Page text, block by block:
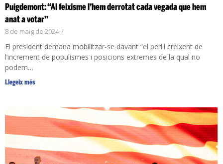
Puigdemont: “Al feixisme l’hem derrotat cada vegada que hem
anat a votar”
8 de maig de 2024 /
El president demana mobilitzar-se davant “el perill creixent de
l’increment de populismes i posicions extremes de la qual no
podem…
Llegeix més